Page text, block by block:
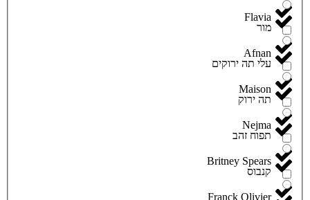
Flavia
Afnan
Maison
Nejma
Britney Spears
Franck Olivier
מור
עלי תה ירוקים
תה ירוק
תפוח זהב
קנבוס